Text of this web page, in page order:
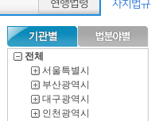
현행법령 자치법규
전체
서울특별시
부산광역시
대구광역시
인천광역시